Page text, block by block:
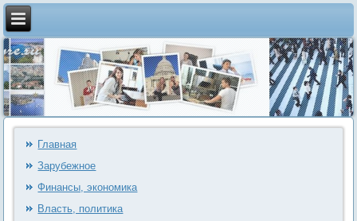
Главная
Зарубежное
Финансы, экономика
Власть, политика